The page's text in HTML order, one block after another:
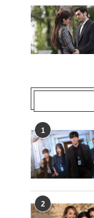
1
2